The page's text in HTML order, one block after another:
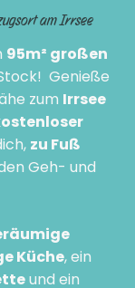
am Irrsee
95m² großen
Genieße
zum Irrsee
zu Fuß
Geh- und
Küche, ein
und ein